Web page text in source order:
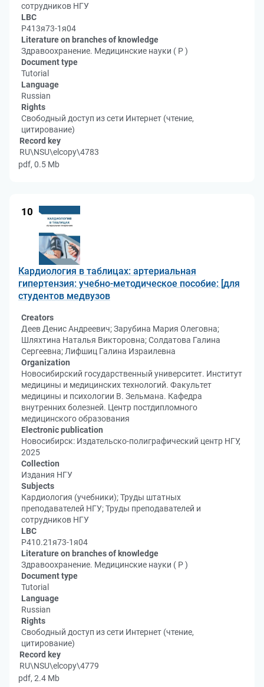
сотрудников НГУ
LBC
Р413я73-1я04
Literature on branches of knowledge
Здравоохранение. Медицинские науки ( Р )
Document type
Tutorial
Language
Russian
Rights
Свободный доступ из сети Интернет (чтение,
цитирование)
Record key
RU\NSU\elcopy\4783
pdf, 0.5 Mb
10
Кардиология в таблицах: артериальная
гипертензия: учебно-методическое пособие: [для
студентов медвузов
Creators
Деев Денис Андреевич; Зарубина Мария Олеговна;
Шляхтина Наталья Викторовна; Солдатова Галина
Сергеевна; Лифшиц Галина Израилевна
Organization
Новосибирский государственный университет. Институт
медицины и медицинских технологий. Факультет
медицины и психологии В. Зельмана. Кафедра
внутренних болезней. Центр постдипломного
медицинского образования
Electronic publication
Новосибирск: Издательско-полиграфический центр НГУ,
2025
Collection
Издания НГУ
Subjects
Кардиология (учебники); Труды штатных
преподавателей НГУ; Труды преподавателей и
сотрудников НГУ
LBC
Р410.21я73-1я04
Literature on branches of knowledge
Здравоохранение. Медицинские науки ( Р )
Document type
Tutorial
Language
Russian
Rights
Свободный доступ из сети Интернет (чтение,
цитирование)
Record key
RU\NSU\elcopy\4779
pdf, 2.4 Mb